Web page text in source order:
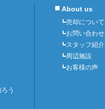
う
■ About us
売却について
お問い合わせ
スタッフ紹介
周辺施設
お客様の声